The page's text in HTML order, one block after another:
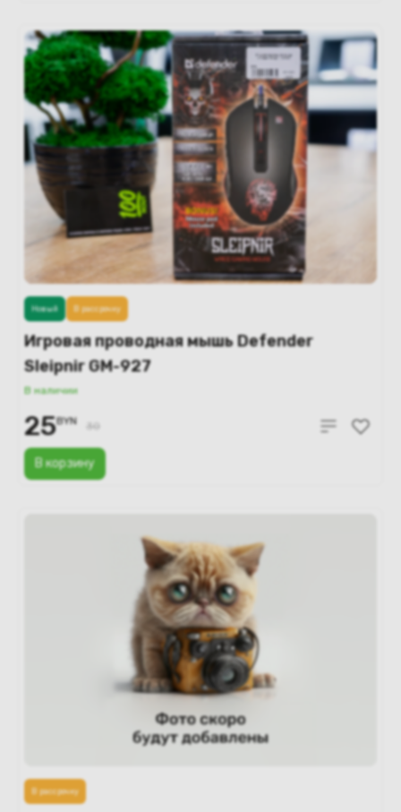
Игровая проводная мышь Defender
Sleipnir GM-927
В наличии
В корзину
Новый В рассрочку
25BYN 30
В рассрочку